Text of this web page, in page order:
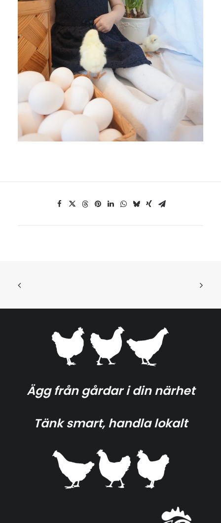
Ägg från gårdar i din närhet
Tänk smart, handla lokalt